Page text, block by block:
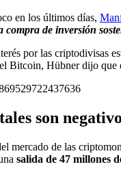
en los últimos días,
compra de inversión
por las criptodivisas
Bitcoin, Hübner dijo que
son
mercado de las
salida de 47 millones